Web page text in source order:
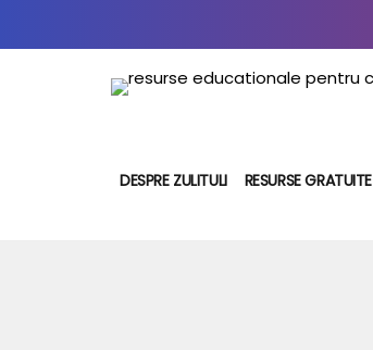
DESPRE ZULITULI RESURSE GRATUITE